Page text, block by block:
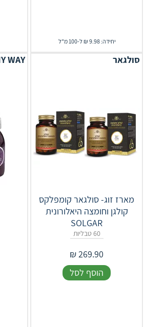
יחידה: 9.98 ₪ ל-100 מ"ל
סולגאר
מארז זוג- סולגאר קומפלקס
קולגן וחומצה היאלורונית
SOLGAR
60 טבליות
269.90
₪
הוסף לסל
WAY